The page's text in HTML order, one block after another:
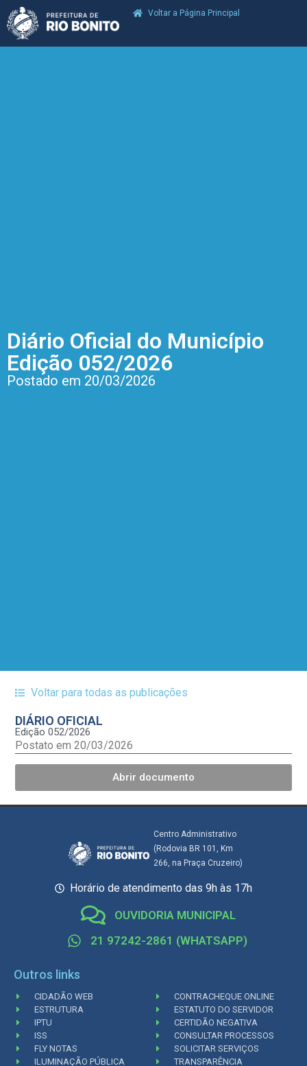
Voltar a Página Principal
Diário Oficial do Município
Edição 052/2026
Postado em 20/03/2026
Voltar para todas as publicações
DIÁRIO OFICIAL
Edição 052/2026
Postato em 20/03/2026
Abrir documento
Centro Administrativo
(Rodovia BR 101, Km
266, na Praça Cruzeiro)
Horário de atendimento das 9h às 17h
OUVIDORIA MUNICIPAL
21 97242-2861 (WHATSAPP)
Outros links
CIDADÃO WEB
ESTRUTURA
IPTU
ISS
FLY NOTAS
ILUMINAÇÃO PÚBLICA
CONTRACHEQUE ONLINE
ESTATUTO DO SERVIDOR
CERTIDÃO NEGATIVA
CONSULTAR PROCESSOS
SOLICITAR SERVIÇOS
TRANSPARÊNCIA